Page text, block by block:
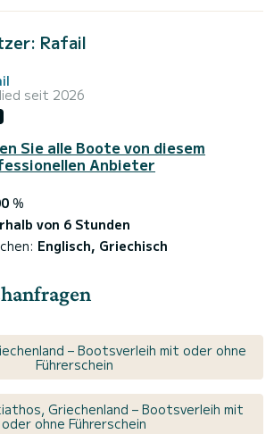
Rafail
seit 2026
Sie alle Boote von diesem
Anbieter
%
von 6 Stunden
Englisch, Griechisch
– Bootsverleih mit oder ohne
Führerschein
Griechenland – Bootsverleih mit
oder ohne Führerschein